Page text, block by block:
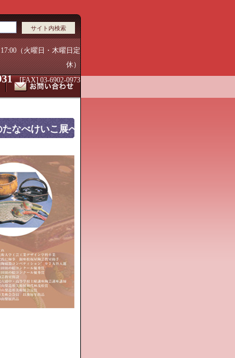
（火曜日・木曜日定
休）
[FAX] 03-6902-0973
たなべけいこ展へ